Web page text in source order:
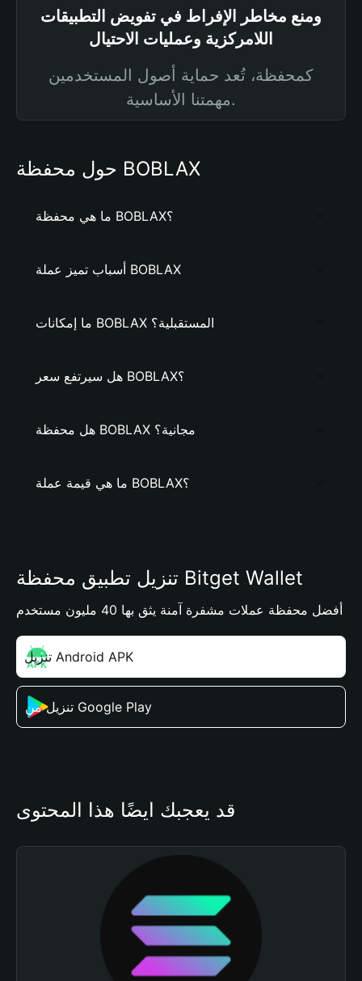
ومنع مخاطر الإفراط في تفويض التطبيقات
اللامركزية وعمليات الاحتيال
كمحفظة، تُعد حماية أصول المستخدمين
مهمتنا الأساسية.
حول محفظة BOBLAX
ما هي محفظة BOBLAX؟
أسباب تميز عملة BOBLAX
ما إمكانات BOBLAX المستقبلية؟
هل سيرتفع سعر BOBLAX؟
هل محفظة BOBLAX مجانية؟
ما هي قيمة عملة BOBLAX؟
تنزيل تطبيق محفظة Bitget Wallet
أفضل محفظة عملات مشفرة آمنة يثق بها 40 مليون مستخدم
تنزيل Android APK
تنزيل من Google Play
قد يعجبك أيضًا هذا المحتوى